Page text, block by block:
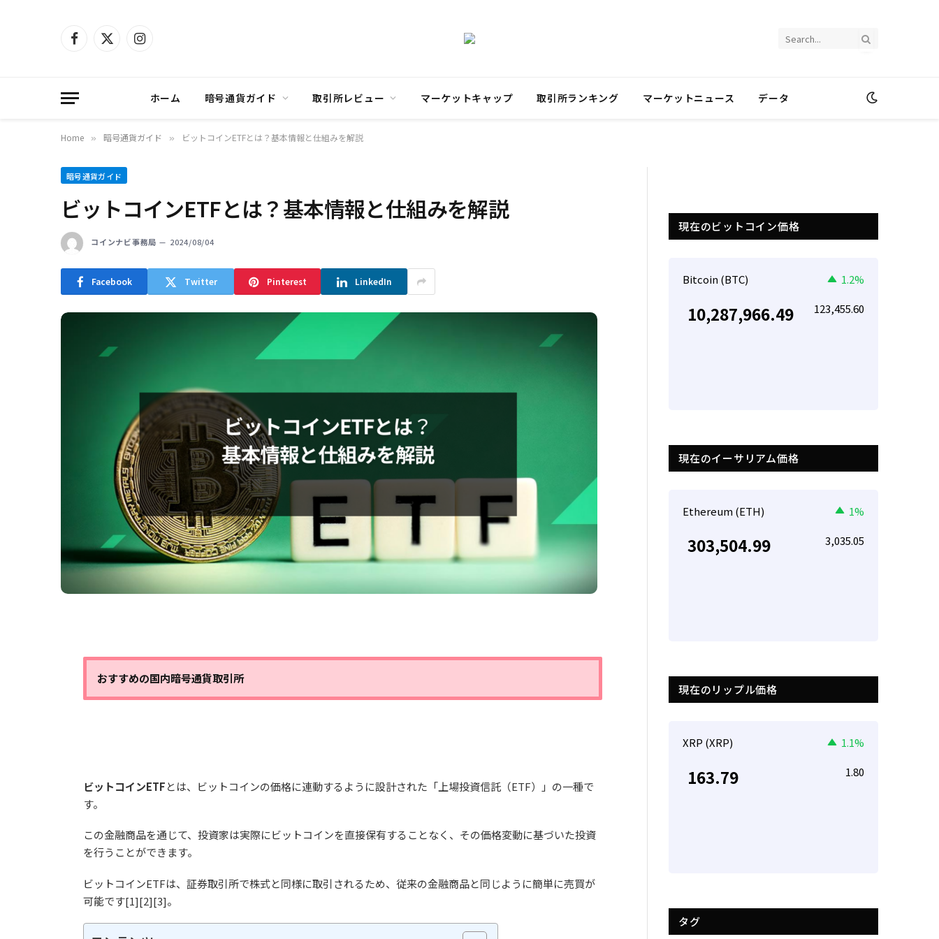
Facebook
X
Instagram
ホーム 暗号通貨ガイド 取引所レビュー マーケットキャップ 取引所ランキング マーケットニュース データ
Home » 暗号通貨ガイド » ビットコインETFとは？基本情報と仕組みを解説
暗号通貨ガイド
ビットコインETFとは？基本情報と仕組みを解説
コインナビ事務局 2024/08/04
Facebook Twitter Pinterest LinkedIn
おすすめの国内暗号通貨取引所
ビットコインETFとは、ビットコインの価格に連動するように設計された「上場投資信託（ETF）」の一種で
す。
この金融商品を通じて、投資家は実際にビットコインを直接保有することなく、その価格変動に基づいた投資
を行うことができます。
ビットコインETFは、証券取引所で株式と同様に取引されるため、従来の金融商品と同じように簡単に売買が
可能です[1][2][3]。
現在のビットコイン価格
Bitcoin (BTC) 1.2%
10,287,966.49 123,455.60
現在のイーサリアム価格
Ethereum (ETH) 1%
303,504.99 3,035.05
現在のリップル価格
XRP (XRP) 1.1%
163.79 1.80
タグ